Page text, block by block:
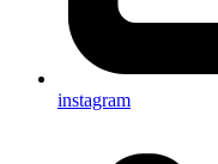
instagram